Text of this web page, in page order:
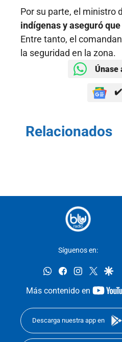
Por su parte, el ministro
indígenas y aseguró
Entre tanto, el
la seguridad en la zona.
Únase
✔️
Relacionados
Síguenos en:
whatsappfacebookinstagram
twitter
Más contenido en
Descarga nuestra app en